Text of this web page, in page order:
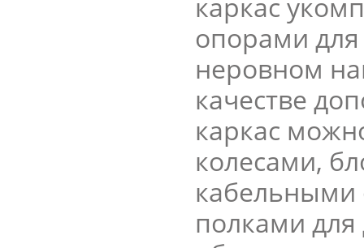
опорами
неровном
качестве
каркас
колесами,
кабельными
полками